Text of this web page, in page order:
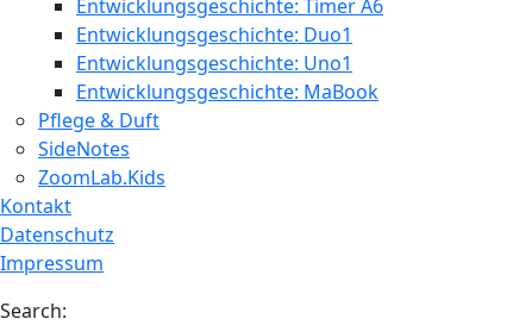
Entwicklungsgeschichte: Timer A6
Entwicklungsgeschichte: Duo1
Entwicklungsgeschichte: Uno1
Entwicklungsgeschichte: MaBook
Pflege & Duft
SideNotes
ZoomLab.Kids
Kontakt
Datenschutz
Impressum
Search: